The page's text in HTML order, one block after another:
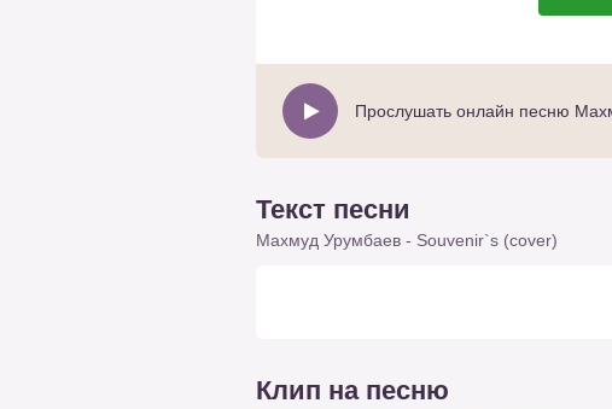
Прослушать онлайн песню
Текст песни
Махмуд Урумбаев - Souvenir`s (cover)
Клип на песню